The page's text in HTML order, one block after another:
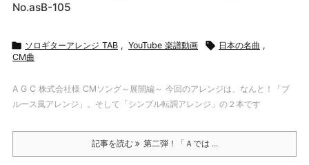
No.asB-105
 ソロギターアレンジ TAB , YouTube 楽譜動画  日本の名曲 ,
CM曲
A G C 株式会社様 CMソング～展開編～ 今回のアレンジは、なんと！「ブ
ルース風アレンジ」。そして「シンプル転調アレンジ」の２本です
記事を読む 第二弾！「Ａでは ...